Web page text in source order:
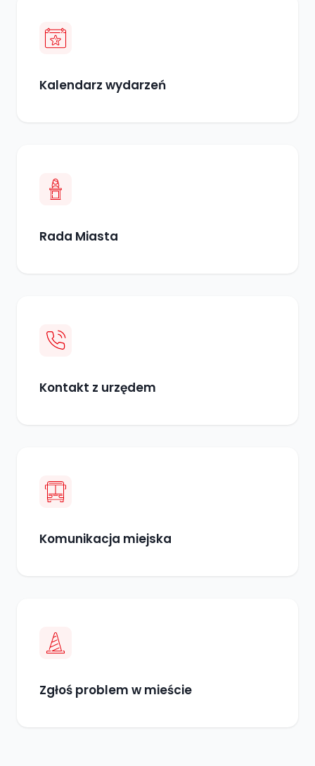
Kalendarz wydarzeń
Rada Miasta
Kontakt z urzędem
Komunikacja miejska
Zgłoś problem w mieście